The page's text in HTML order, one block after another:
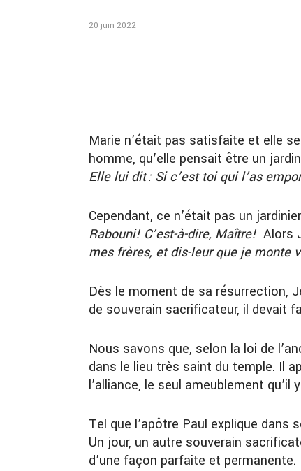
20 juin 2022
Marie n’était pas satisfaite et elle
homme, qu’elle pensait être un
Elle lui dit : Si c’est toi qui l’as
Cependant, ce n’était pas un
Rabouni! C’est-à-dire, Maître! Alors
mes frères, et dis-leur que je monte
Dès le moment de sa résurrection,
de souverain sacrificateur, il devait
Nous savons que, selon la loi de
dans le lieu très saint du temple. Il
l’alliance, le seul ameublement
Tel que l’apôtre Paul explique dans
Un jour, un autre souverain
d’une façon parfaite et permanente.